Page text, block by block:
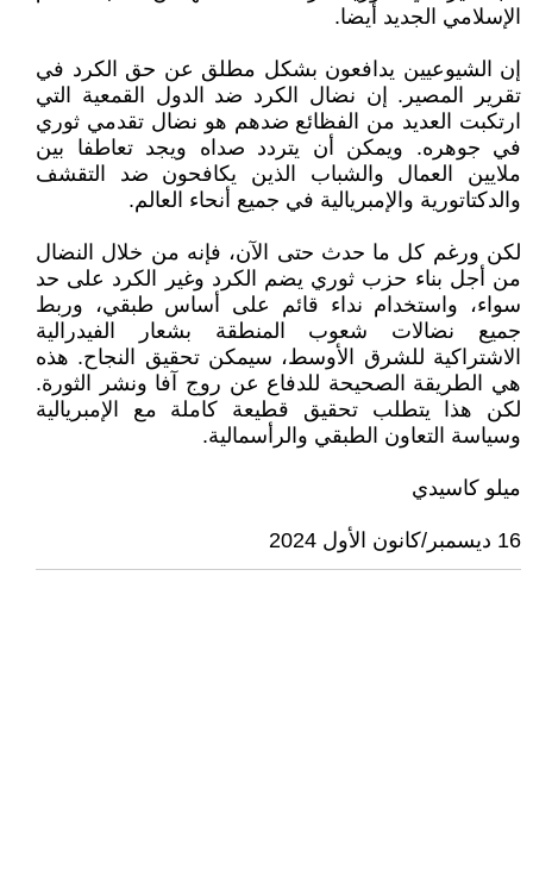
الإسلامي الجديد أيضا.
إن الشيوعيين يدافعون بشكل مطلق عن حق الكرد في
تقرير المصير. إن نضال الكرد ضد الدول القمعية التي
ارتكبت العديد من الفظائع ضدهم هو نضال تقدمي ثوري
في جوهره. ويمكن أن يتردد صداه ويجد تعاطفا بين
ملايين العمال والشباب الذين يكافحون ضد التقشف
والدكتاتورية والإمبريالية في جميع أنحاء العالم.
لكن ورغم كل ما حدث حتى الآن، فإنه من خلال النضال
من أجل بناء حزب ثوري يضم الكرد وغير الكرد على حد
سواء، واستخدام نداء قائم على أساس طبقي، وربط
جميع نضالات شعوب المنطقة بشعار الفيدرالية
الاشتراكية للشرق الأوسط، سيمكن تحقيق النجاح. هذه
هي الطريقة الصحيحة للدفاع عن روج آفا ونشر الثورة.
لكن هذا يتطلب تحقيق قطيعة كاملة مع الإمبريالية
وسياسة التعاون الطبقي والرأسمالية.
ميلو كاسيدي
16 ديسمبر/كانون الأول 2024